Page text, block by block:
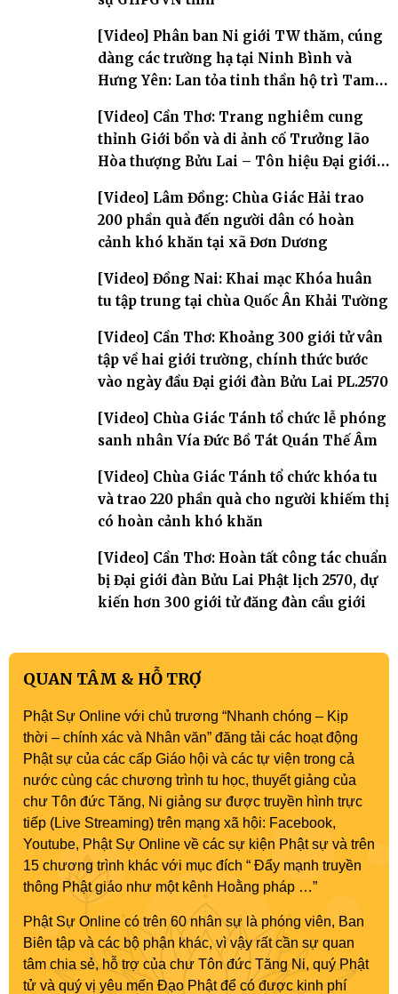
[Video] Phân ban Ni giới TW thăm, cúng
dàng các trường hạ tại Ninh Bình và
Hưng Yên: Lan tỏa tinh thần hộ trì Tam
[Video] Cần Thơ: Trang nghiêm cung
thỉnh Giới bổn và di ảnh cố Trưởng lão
Hòa thượng Bửu Lai – Tôn hiệu Đại giới
[Video] Lâm Đồng: Chùa Giác Hải trao
200 phần quà đến người dân có hoàn
cảnh khó khăn tại xã Đơn Dương
[Video] Đồng Nai: Khai mạc Khóa huân
tu tập trung tại chùa Quốc Ân Khải Tường
[Video] Cần Thơ: Khoảng 300 giới tử vân
tập về hai giới trường, chính thức bước
vào ngày đầu Đại giới đàn Bửu Lai PL.2570
[Video] Chùa Giác Tánh tổ chức lễ phóng
sanh nhân Vía Đức Bồ Tát Quán Thế Âm
[Video] Chùa Giác Tánh tổ chức khóa tu
và trao 220 phần quà cho người khiếm thị
có hoàn cảnh khó khăn
[Video] Cần Thơ: Hoàn tất công tác chuẩn
bị Đại giới đàn Bửu Lai Phật lịch 2570, dự
kiến hơn 300 giới tử đăng đàn cầu giới
QUAN TÂM & HỖ TRỢ
Phật Sự Online với chủ trương “Nhanh chóng – Kịp
thời – chính xác và Nhân văn” đăng tải các hoạt động
Phật sự của các cấp Giáo hội và các tự viện trong cả
nước cùng các chương trình tu học, thuyết giảng của
chư Tôn đức Tăng, Ni giảng sư được truyền hình trực
tiếp (Live Streaming) trên mạng xã hội: Facebook,
Youtube, Phật Sự Online về các sự kiện Phật sự và trên
15 chương trình khác với mục đích “ Đẩy mạnh truyền
thông Phật giáo như một kênh Hoằng pháp …”
Phật Sự Online có trên 60 nhân sự là phóng viên, Ban
Biên tập và các bộ phận khác, vì vậy rất cần sự quan
tâm chia sẻ, hỗ trợ của chư Tôn đức Tăng Ni, quý Phật
tử và quý vị yêu mến Đạo Phật để có được kinh phí